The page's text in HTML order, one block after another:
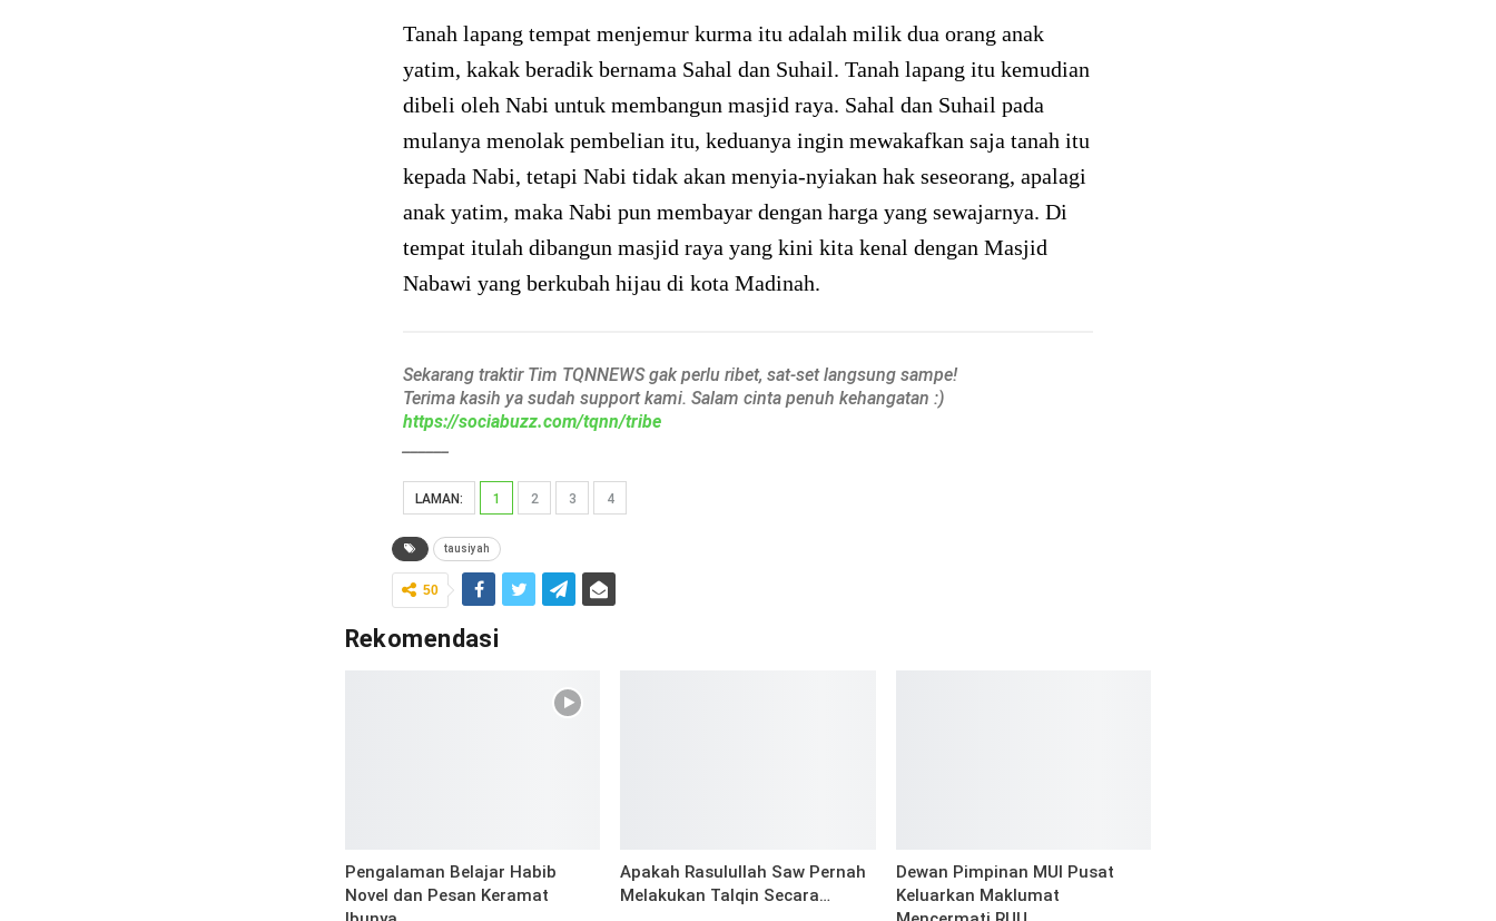
Tanah lapang tempat menjemur kurma itu adalah milik dua orang anak
yatim, kakak beradik bernama Sahal dan Suhail. Tanah lapang itu kemudian
dibeli oleh Nabi untuk membangun masjid raya. Sahal dan Suhail pada
mulanya menolak pembelian itu, keduanya ingin mewakafkan saja tanah itu
kepada Nabi, tetapi Nabi tidak akan menyia-nyiakan hak seseorang, apalagi
anak yatim, maka Nabi pun membayar dengan harga yang sewajarnya. Di
tempat itulah dibangun masjid raya yang kini kita kenal dengan Masjid
Nabawi yang berkubah hijau di kota Madinah.
Sekarang traktir Tim TQNNEWS gak perlu ribet, sat-set langsung sampe!
Terima kasih ya sudah support kami. Salam cinta penuh kehangatan :)
https://sociabuzz.com/tqnn/tribe
LAMAN: 1 2 3 4
tausiyah
50
Rekomendasi
Pengalaman Belajar Habib
Novel dan Pesan Keramat
Apakah Rasulullah Saw Pernah
Melakukan Talqin Secara…
Dewan Pimpinan MUI Pusat
Keluarkan Maklumat